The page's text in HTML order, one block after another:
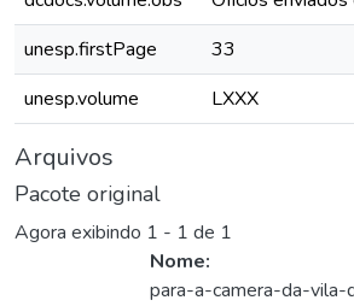
unesp.firstPage
33
unesp.volume
LXXX
Arquivos
Pacote original
Agora exibindo 1 - 1 de 1
Nome:
para-a-camera-da-vila-